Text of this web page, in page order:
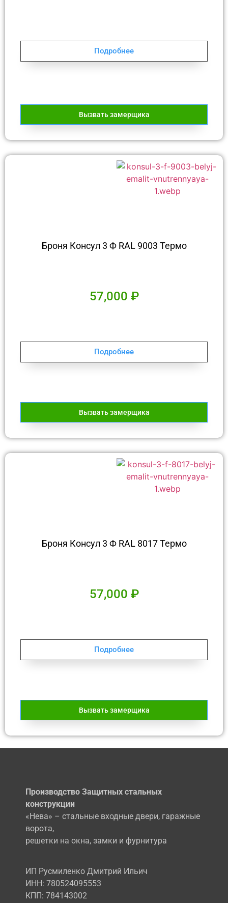
Подробнее
Вызвать замерщика
Броня Консул 3 Ф RAL 9003 Термо
57,000 ₽
Подробнее
Вызвать замерщика
Броня Консул 3 Ф RAL 8017 Термо
57,000 ₽
Подробнее
Вызвать замерщика
Производство Защитных стальных
конструкции
«Нева» – стальные входные двери, гаражные
ворота,
решетки на окна, замки и фурнитура
ИП Русмиленко Дмитрий Ильич
ИНН: 780524095553
КПП: 784143002